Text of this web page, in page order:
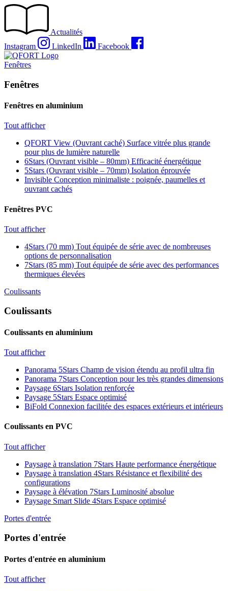
Passer
Actualités
Instagram
LinkedIn Facebook
Fenêtres
Fenêtres
Fenêtres en aluminium
Tout afficher
QFORT View (Ouvrant caché) Surface vitrée plus grande
pour plus de lumière naturelle
6Stars (Ouvrant visible – 80mm) Efficacité énergétique
5Stars (Ouvrant visible – 70mm) Isolation éprouvée
Invisible Conception minimaliste : poignée, paumelles et
ouvrant cachés
Fenêtres PVC
Tout afficher
4Stars (70 mm) Tout équipée de série avec de nombreuses
options de personnalisation
7Stars (85 mm) Tout équipée de série avec des performances
thermiques élevées
Coulissants
Coulissants
Coulissants en aluminium
Tout afficher
Panorama 5Stars Champ de vision étendu au profil ultra fin
Panorama 7Stars Conception pour les très grandes dimensions
Paysage 6Stars Isolation renforçée
Paysage 5Stars Espace optimisé
BiFold Connexion facilitée des espaces extérieurs et intérieurs
Coulissants en PVC
Tout afficher
Paysage à translation 7Stars Haute performance énergétique
Paysage à translation 4Stars Résistance et flexibilité des
configurations
Paysage à élévation 7Stars Luminosité absolue
Paysage Smart Slide 4Stars Espace optimisé
Portes d'entrée
Portes d'entrée
Portes d'entrée en aluminium
Tout afficher